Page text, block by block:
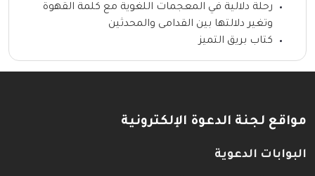
رحلة دلالية في المعجمات اللغوية مع كلمة القهوة
وتغير دلالتها بين القدامى والمحدثين
كتاب بريق التميز
مواقع لجنة الدعوة الإلكترونية
البوابات الدعوية